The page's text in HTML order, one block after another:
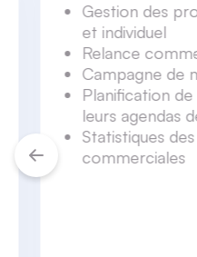
Gestion des
et individuel
Relance
Campagne de
Planification
leurs agendas
Statistiques
commerciales